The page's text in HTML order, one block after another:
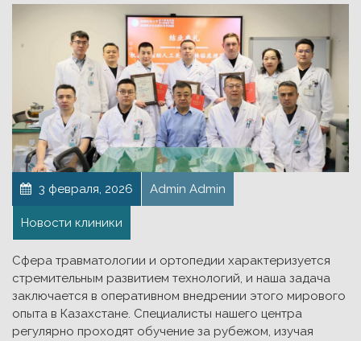
3 февраля, 2026 Admin Admin
Новости клиники
Сфера травматологии и ортопедии характеризуется
стремительным развитием технологий, и наша задача
заключается в оперативном внедрении этого мирового
опыта в Казахстане. Специалисты нашего центра
регулярно проходят обучение за рубежом, изучая